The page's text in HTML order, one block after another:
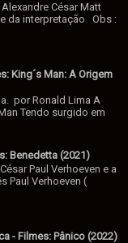
César Matt
da interpretação Obs :
King´s Man: A Origem
por Ronald Lima A
Tendo surgido em
Benedetta (2021)
Paul Verhoeven e a
Paul Verhoeven (
- Filmes: Pânico (2022)